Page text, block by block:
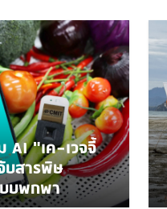
AI "เค-เวจจี้
บสารพิษ
บพกพา